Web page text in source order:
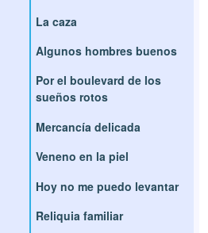
La caza
Algunos hombres buenos
Por el boulevard de los
sueños rotos
Mercancía delicada
Veneno en la piel
Hoy no me puedo levantar
Reliquia familiar